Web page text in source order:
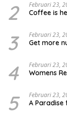
2 Februari 23,
Coffee is
3 Februari 23,
Get more
4 Februari 23,
Womens
5 Februari 23,
A Paradise